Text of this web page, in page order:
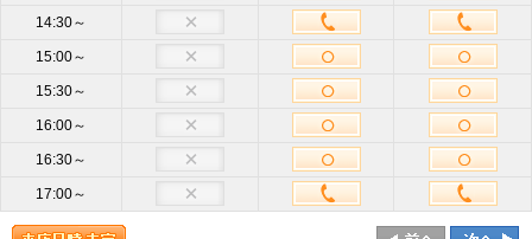
須
携帯電話
ハイフン不要
メールア
14:30～
15:00～
15:30～
16:00～
16:30～
17:00～